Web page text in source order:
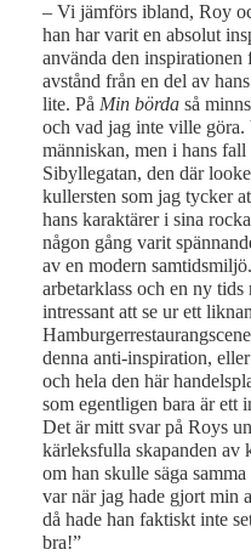
– Vi jämförs ibland, Roy
han har varit en absolut
använda den inspirationen
avstånd från en del av
lite. På Min börda så
och vad jag inte ville
människan, men i hans
Sibyllegatan, den där
kullersten som jag tycker
hans karaktärer i sina
någon gång varit
av en modern
arbetarklass och en ny
intressant att se ur ett
denna anti-inspiration,
och hela den här
som egentligen bara är ett
Det är mitt svar på Roys
kärleksfulla skapanden av
om han skulle säga
var när jag hade gjort min
då hade han faktiskt inte
bra!”